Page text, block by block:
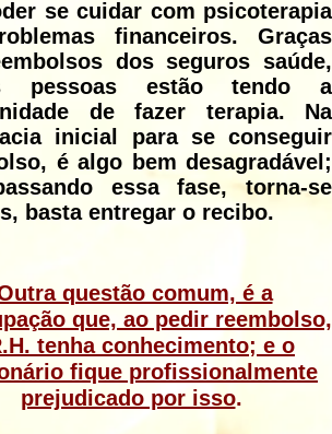
se cuidar com psicoterapia
financeiros. Graças
dos seguros saúde,
pessoas estão tendo a
de fazer terapia. Na
inicial para se conseguir
é algo bem desagradável;
essa fase, torna-se
basta entregar o recibo.
questão comum, é a
que, ao pedir reembolso,
tenha conhecimento; e o
fique profissionalmente
prejudicado por isso.